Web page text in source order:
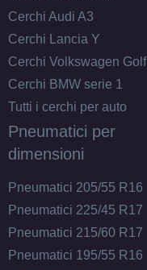
Cerchi Audi A3
Cerchi Lancia Y
Cerchi Volkswagen Golf
Cerchi BMW serie 1
Tutti i cerchi per auto
Pneumatici per
dimensioni
Pneumatici 205/55 R16
Pneumatici 225/45 R17
Pneumatici 215/60 R17
Pneumatici 195/55 R16